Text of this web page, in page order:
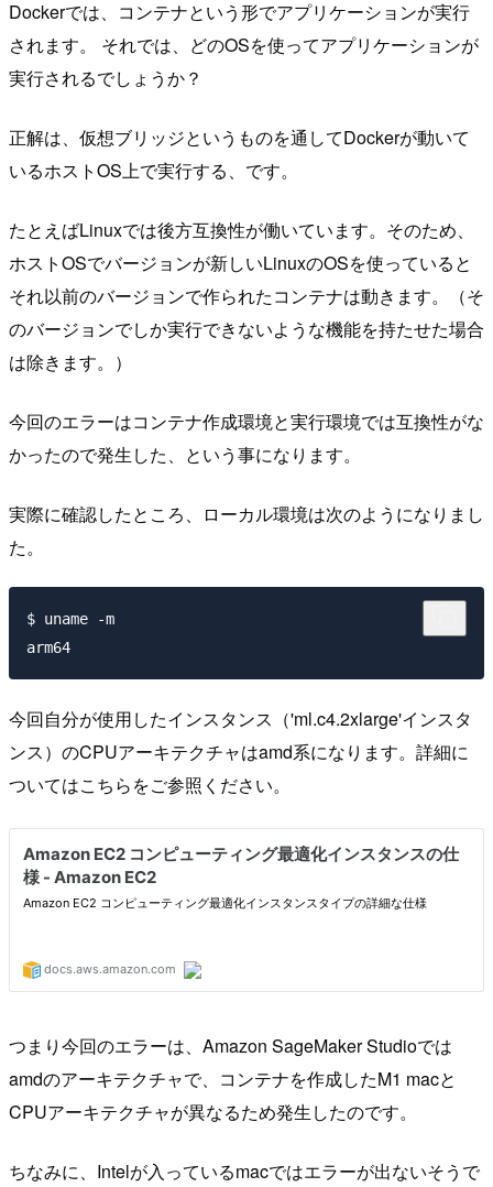
Dockerでは、コンテナという形でアプリケーションが実行
されます。 それでは、どのOSを使ってアプリケーションが
実行されるでしょうか？
正解は、仮想ブリッジというものを通してDockerが動いて
いるホストOS上で実行する、です。
たとえばLinuxでは後方互換性が働いています。そのため、
ホストOSでバージョンが新しいLinuxのOSを使っていると
それ以前のバージョンで作られたコンテナは動きます。（そ
のバージョンでしか実行できないような機能を持たせた場合
は除きます。）
今回のエラーはコンテナ作成環境と実行環境では互換性がな
かったので発生した、という事になります。
実際に確認したところ、ローカル環境は次のようになりまし
た。
$ uname -m
今回自分が使用したインスタンス（'ml.c4.2xlarge'インスタ
ンス）のCPUアーキテクチャはamd系になります。詳細に
ついてはこちらをご参照ください。
つまり今回のエラーは、Amazon SageMaker Studioでは
amdのアーキテクチャで、コンテナを作成したM1 macと
CPUアーキテクチャが異なるため発生したのです。
ちなみに、Intelが入っているmacではエラーが出ないそうで